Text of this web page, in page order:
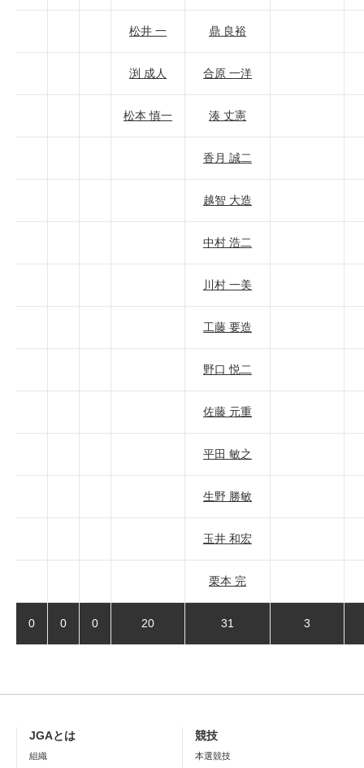
松井 一 鼎 良裕
渕 成人 合原 一洋
松本 慎一 湊 丈憲
香月 誠二
越智 大造
中村 浩二
川村 一美
工藤 要造
野口 悦二
佐藤 元重
平田 敏之
生野 勝敏
玉井 和宏
栗本 完
0 0 0 20 31 3
JGAとは
組織
競技
本選競技